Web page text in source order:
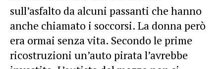
sull’asfalto da alcuni passanti che hanno
anche chiamato i soccorsi. La donna però
era ormai senza vita. Secondo le prime
ricostruzioni un’auto pirata l’avrebbe